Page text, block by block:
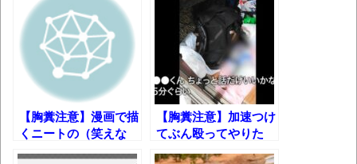
「アメリカのヤンキーがアジア人にケンカ
を売った結果ｗｗｗ」 ほか
【読書感想】山野辺太郎『いつか深い穴に
落ちるまで』
映画ちいかわ観に行ったので感想を書きま
す(若干ネタバレあり) 26/07/25
【胸糞注意】漫画で描
くニートの（笑えな
い）生活
【胸糞注意】加速つけ
てぶん殴ってやりた
い！ 家賃滞納男vsお